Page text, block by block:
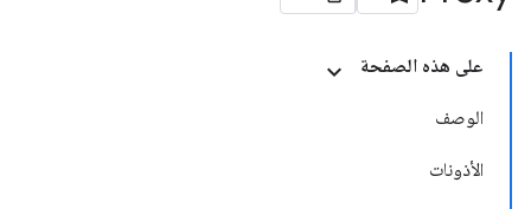
على هذه الصفحة
الوصف
الأذونات